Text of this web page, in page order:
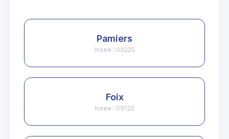
Pamiers
Insee : 09225
Foix
Insee : 09122